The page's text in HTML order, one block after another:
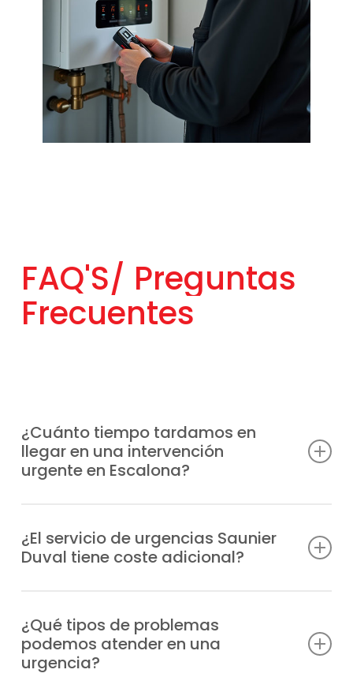
FAQ'S/ Preguntas
Frecuentes
¿Cuánto tiempo tardamos en
llegar en una intervención
urgente en Escalona?
distribuidas estratégicamente para acudir
a tu ubicación en Escalona lo antes posible,
¿El servicio de urgencias Saunier
Duval tiene coste adicional?
prioritaria fuera del horario normal, el
servicio de urgencias tiene un recargo, del
cual te comunicaremos antes de la
¿Qué tipos de problemas
podemos atender en una
urgencia?